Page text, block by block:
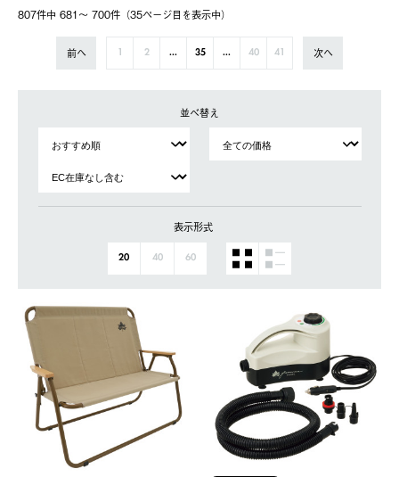
807件中 681〜 700件（35ページ⽬を表⽰中）
前へ 2 ... 35 ... 40 41 次へ
並べ替え
表示形式
20 40 60